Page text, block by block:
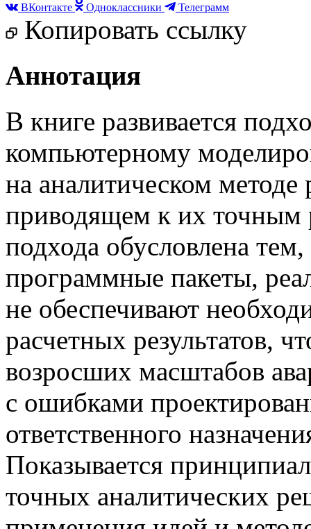
ВКонтакте Одноклассники Телеграмм
Копировать ссылку
Аннотация
В книге развивается
компьютерному
на аналитическом
приводящем к их точным
подхода обусловлена
программные пакеты,
не обеспечивают
расчетных результатов,
возросших масштабов
с ошибками
ответственного
Показывается
точных аналитических